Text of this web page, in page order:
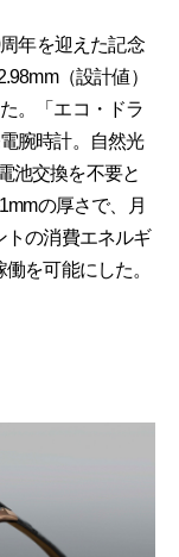
年を迎えた記念
（設計値）
。「エコ・ドラ
腕時計。自然光
池交換を不要と
の厚さで、月
トの消費エネルギ
を可能にした。